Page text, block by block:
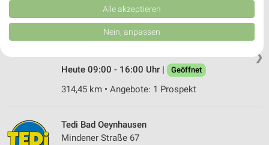
❯
Posten-Börse Bad Oeynhausen
Schwarzer Weg 41
Heute 09:00 - 16:00 Uhr |
Geöffnet
314,45 km • Angebote: 1 Prospekt
Tedi Bad Oeynhausen
Mindener Straße 67
Verbesserung der Angebote. Verwendung reduzierter Daten zur Auswahl
von Inhalten.
Daten können außerhalb der Europäischen Union weitergegeben und in die
USA gesendet werden.
Website/App.
Partnerliste anzeigen (1 IAB-Anbieter)
Wir nutzen Ihre Daten für folgende Zwecke:
Speichern von oder Zugriff auf Informationen
auf einem Endgerät
Alle akzeptieren
Nein, anpassen